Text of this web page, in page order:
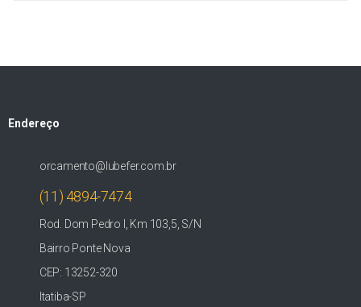
Endereço
orcamento@lubefer.com.br
(11) 4894-7474
Rod. Dom Pedro I, Km 103,5, S/N
Bairro Ponte Nova
CEP: 13252-320
Itatiba-SP